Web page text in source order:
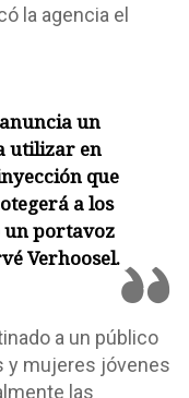
la agencia el
un
utilizar en
que
a los
un portavoz
Verhoosel.
a un público
y mujeres jóvenes
las